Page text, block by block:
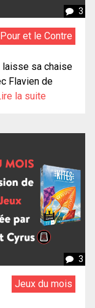
3
et le Contre
laisse sa chaise
Flavien de
la suite
3
Jeux du mois